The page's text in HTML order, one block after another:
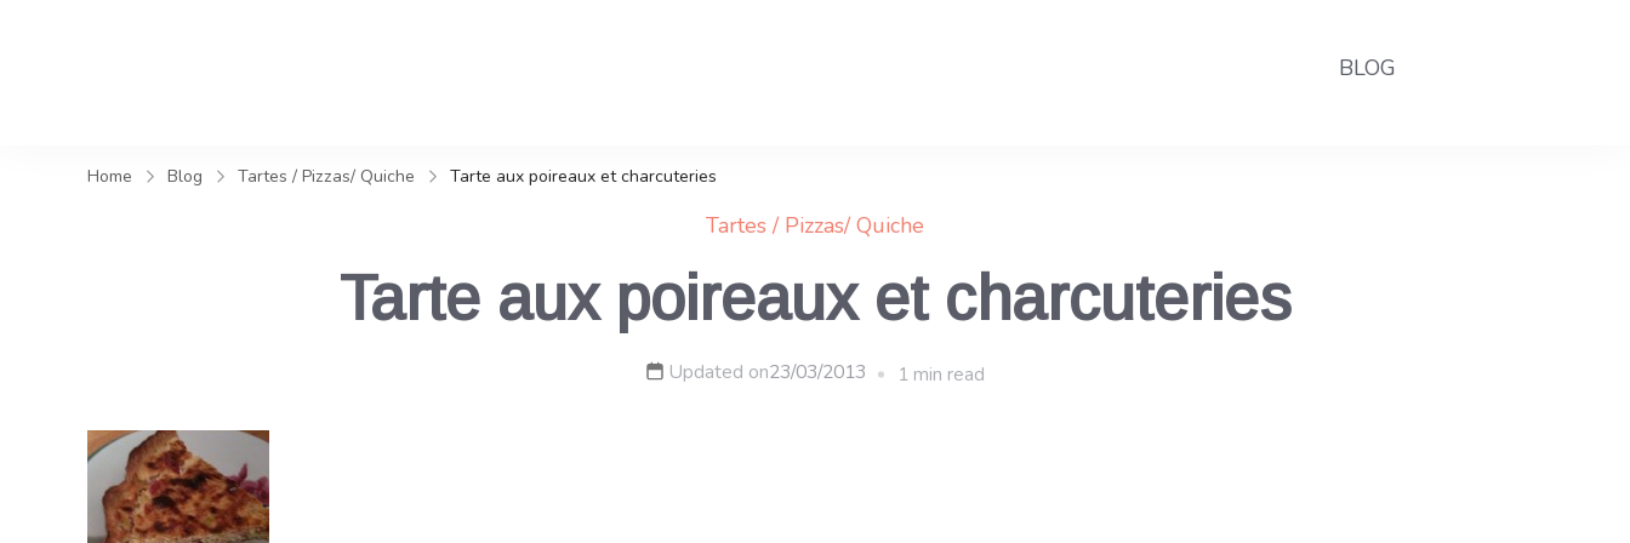
BLOG
Home Blog Tartes / Pizzas/ Quiche Tarte aux poireaux et charcuteries
Tartes / Pizzas/ Quiche
Tarte aux poireaux et charcuteries
Updated on23/03/2013 1 min read